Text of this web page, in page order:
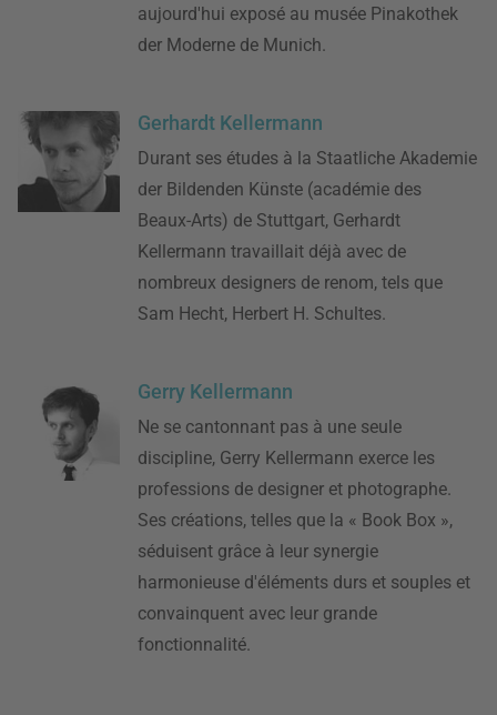
aujourd'hui exposé au musée Pinakothek
der Moderne de Munich.
Gerhardt Kellermann
Durant ses études à la Staatliche Akademie
der Bildenden Künste (académie des
Beaux-Arts) de Stuttgart, Gerhardt
Kellermann travaillait déjà avec de
nombreux designers de renom, tels que
Sam Hecht, Herbert H. Schultes.
Gerry Kellermann
Ne se cantonnant pas à une seule
discipline, Gerry Kellermann exerce les
professions de designer et photographe.
Ses créations, telles que la « Book Box »,
séduisent grâce à leur synergie
harmonieuse d'éléments durs et souples et
convainquent avec leur grande
fonctionnalité.